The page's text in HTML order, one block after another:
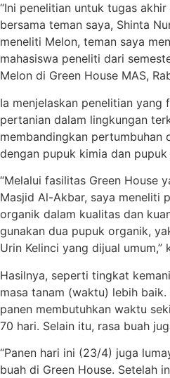
“Ini penelitian untuk tugas
bersama teman saya, Shinta
meneliti Melon, teman saya
mahasiswa peneliti dari
Melon di Green House MAS,
Ia menjelaskan penelitian yang
pertanian dalam lingkungan
membandingkan pertumbuhan
dengan pupuk kimia dan
“Melalui fasilitas Green House
Masjid Al-Akbar, saya meneliti
organik dalam kualitas dan
gunakan dua pupuk organik,
Urin Kelinci yang dijual umum,”
Hasilnya, seperti tingkat
masa tanam (waktu) lebih
panen membutuhkan waktu
70 hari. Selain itu, rasa buah
“Panen hari ini (23/4) juga
buah di Green House. Setelah